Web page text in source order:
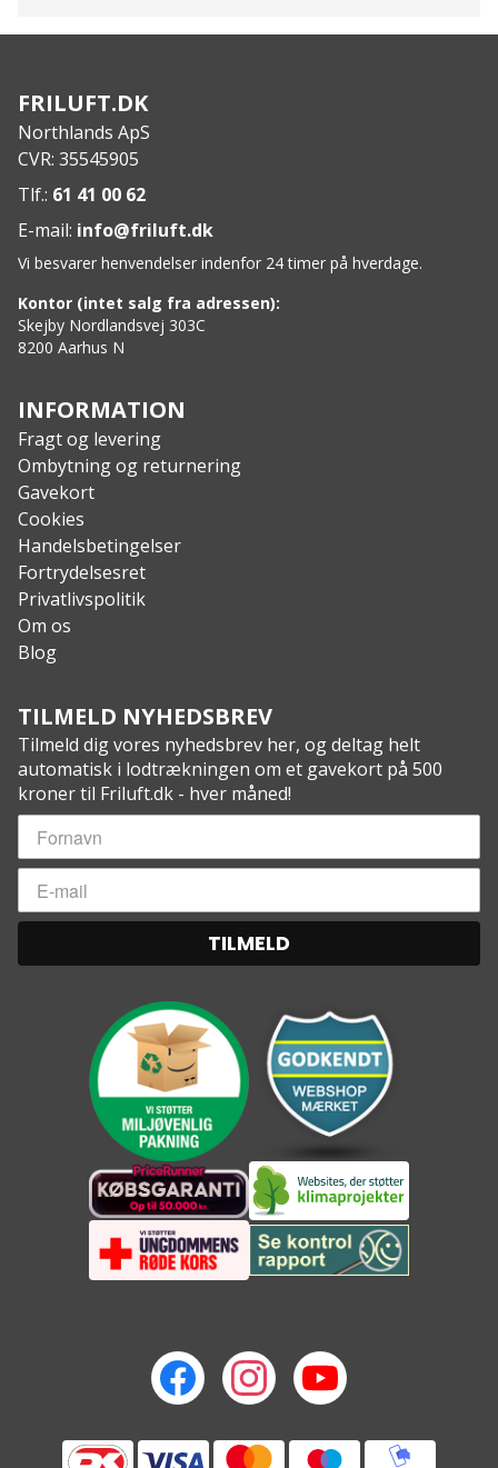
Broderet logo på brystet giver et traditionelt
opbevaring
Justerbar opsøm med snøre for individuel pasform
Velegnet som mellemlag eller let yderlag
Specs:
Materiale: 100 % polyesterfleece
Overflade: Antipilling-behandling for øget
holdbarhed
Detaljer: Imiteret ruskind ved krave og skuldre
Lommer: 2 frontlommer med lynlås
FRILUFT.DK
Northlands ApS
CVR: 35545905
Tlf.: 61 41 00 62
E-mail: info@friluft.dk
Vi besvarer henvendelser indenfor 24 timer på hverdage.
Kontor (intet salg fra adressen):
Skejby Nordlandsvej 303C
8200 Aarhus N
INFORMATION
Fragt og levering
Ombytning og returnering
Gavekort
Cookies
Handelsbetingelser
Fortrydelsesret
Privatlivspolitik
Om os
Blog
TILMELD NYHEDSBREV
Tilmeld dig vores nyhedsbrev her, og deltag helt
automatisk i lodtrækningen om et gavekort på 500
kroner til Friluft.dk - hver måned!
TILMELD